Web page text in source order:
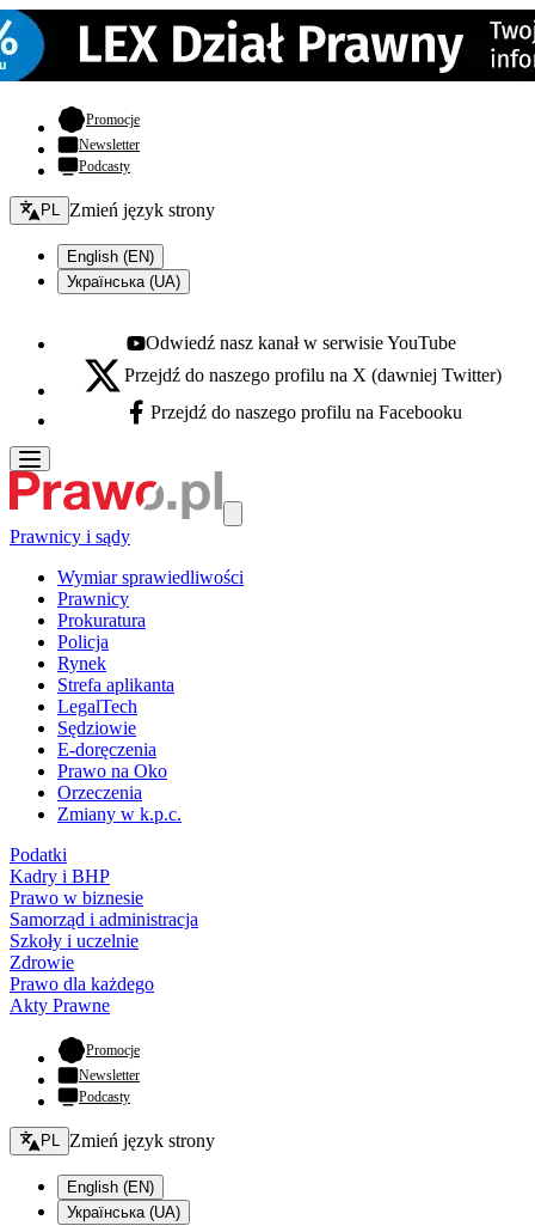
Promocje- otwiera się w nowej karcie
Newsletter
Podcasty
Zmień język - bieżący:
PL Zmień język strony
English (EN)
Українська (UA)
Youtube - otwiera się w nowej karcie
Odwiedź nasz kanał w serwisie YouTube
X - otwiera się w nowej karcie
Przejdź do naszego profilu na X (dawniej Twitter)
Facebook - otwiera się w nowej karcie
Przejdź do naszego profilu na Facebooku
Prawnicy i sądy
Wymiar sprawiedliwości
Prawnicy
Prokuratura
Policja
Rynek
Strefa aplikanta
LegalTech
Sędziowie
E-doręczenia
Prawo na Oko
Orzeczenia
Zmiany w k.p.c.
Podatki
Kadry i BHP
Prawo w biznesie
Samorząd i administracja
Szkoły i uczelnie
Zdrowie
Prawo dla każdego
Akty Prawne
Promocje- otwiera się w nowej karcie
Newsletter
Podcasty
Zmień język - bieżący:
PL Zmień język strony
English (EN)
Українська (UA)